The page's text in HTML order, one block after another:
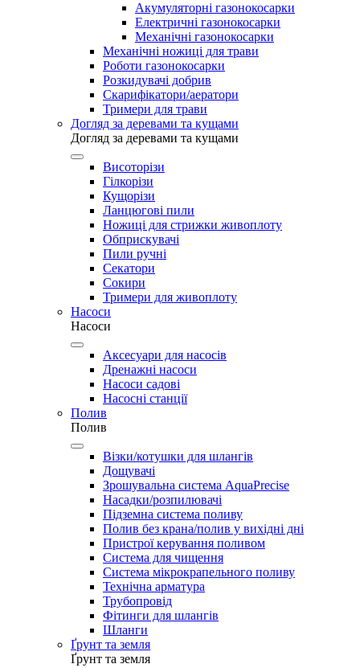
Акумуляторні газонокосарки
Електричні газонокосарки
Механічні газонокосарки
Механічні ножиці для трави
Роботи газонокосарки
Розкидувачі добрив
Скарифікатори/аератори
Тримери для трави
Догляд за деревами та кущами
Догляд за деревами та кущами
Висоторізи
Гілкорізи
Кущорізи
Ланцюгові пили
Ножиці для стрижки живоплоту
Обприскувачі
Пили ручні
Секатори
Сокири
Тримери для живоплоту
Насоси
Насоси
Аксесуари для насосів
Дренажні насоси
Насоси садові
Насосні станції
Полив
Полив
Візки/котушки для шлангів
Дощувачі
Зрошувальна система AquaPrecise
Насадки/розпилювачі
Підземна система поливу
Полив без крана/полив у вихідні дні
Пристрої керування поливом
Система для чищення
Система мікрокрапельного поливу
Технічна арматура
Трубопровід
Фітинги для шлангів
Шланги
Ґрунт та земля
Ґрунт та земля